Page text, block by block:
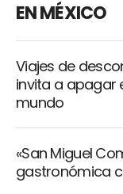
EN MÉXICO
Viajes de
invita a apagar
mundo
«San Miguel
gastronómica